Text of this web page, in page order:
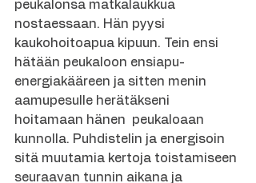
peukalonsa matkalaukkua
nostaessaan. Hän pyysi
kaukohoitoapua kipuun. Tein ensi
hätään peukaloon ensiapu-
energiakääreen ja sitten menin
aamupesulle herätäkseni
hoitamaan hänen  peukaloaan
kunnolla. Puhdistelin ja energisoin
sitä muutamia kertoja toistamiseen
seuraavan tunnin aikana ja